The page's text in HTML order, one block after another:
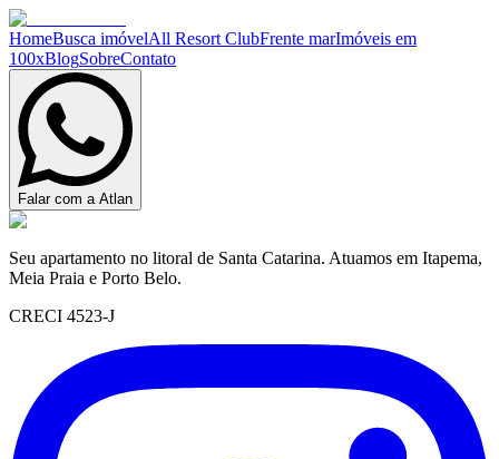
HomeBusca imóvelAll Resort ClubFrente marImóveis em
100xBlogSobreContato
Falar com a Atlan
Seu apartamento no litoral de Santa Catarina. Atuamos em Itapema,
Meia Praia e Porto Belo.
CRECI 4523-J